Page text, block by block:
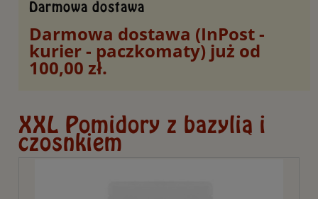
Darmowa dostawa
Darmowa dostawa (InPost -
kurier - paczkomaty) już od
100,00 zł.
XXL Pomidory z bazylią i
czosnkiem